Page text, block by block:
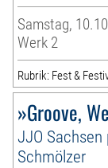
Samstag,
Werk 2
Rubrik: Fest &
»Groove,
JJO Sachsen
Schmölzer